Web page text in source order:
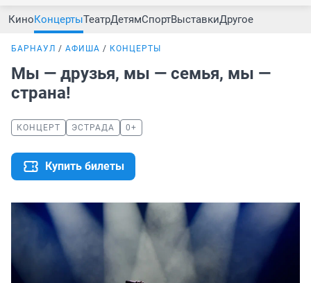
КиноКонцертыТеатрДетямСпортВыставкиДругое
БАРНАУЛ АФИША КОНЦЕРТЫ
Мы — друзья, мы — семья, мы —
страна!
КОНЦЕРТ ЭСТРАДА 0+
Купить билеты